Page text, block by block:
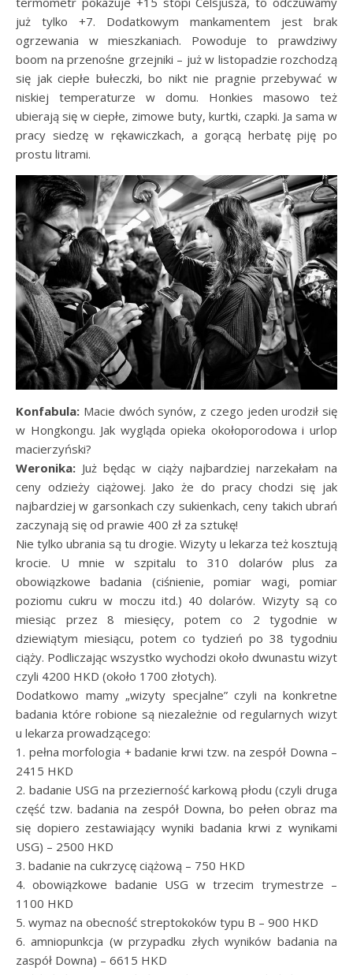
już tylko +7. Dodatkowym mankamentem jest brak
ogrzewania w mieszkaniach. Powoduje to prawdziwy
boom na przenośne grzejniki – już w listopadzie rozchodzą
się jak ciepłe bułeczki, bo nikt nie pragnie przebywać w
niskiej temperaturze w domu. Honkies masowo też
ubierają się w ciepłe, zimowe buty, kurtki, czapki. Ja sama w
pracy siedzę w rękawiczkach, a gorącą herbatę piję po
prostu litrami.
Konfabula: Macie dwóch synów, z czego jeden urodził się
w Hongkongu. Jak wygląda opieka okołoporodowa i urlop
macierzyński?
Weronika: Już będąc w ciąży najbardziej narzekałam na
ceny odzieży ciążowej. Jako że do pracy chodzi się jak
najbardziej w garsonkach czy sukienkach, ceny takich ubrań
zaczynają się od prawie 400 zł za sztukę!
Nie tylko ubrania są tu drogie. Wizyty u lekarza też kosztują
krocie. U mnie w szpitalu to 310 dolarów plus za
obowiązkowe badania (ciśnienie, pomiar wagi, pomiar
poziomu cukru w moczu itd.) 40 dolarów. Wizyty są co
miesiąc przez 8 miesięcy, potem co 2 tygodnie w
dziewiątym miesiącu, potem co tydzień po 38 tygodniu
ciąży. Podliczając wszystko wychodzi około dwunastu wizyt
czyli 4200 HKD (około 1700 złotych).
Dodatkowo mamy „wizyty specjalne” czyli na konkretne
badania które robione są niezależnie od regularnych wizyt
u lekarza prowadzącego:
1. pełna morfologia + badanie krwi tzw. na zespół Downa –
2415 HKD
2. badanie USG na przezierność karkową płodu (czyli druga
część tzw. badania na zespół Downa, bo pełen obraz ma
się dopiero zestawiający wyniki badania krwi z wynikami
USG) – 2500 HKD
3. badanie na cukrzycę ciążową – 750 HKD
4. obowiązkowe badanie USG w trzecim trymestrze –
1100 HKD
5. wymaz na obecność streptokoków typu B – 900 HKD
6. amniopunkcja (w przypadku złych wyników badania na
zaspół Downa) – 6615 HKD